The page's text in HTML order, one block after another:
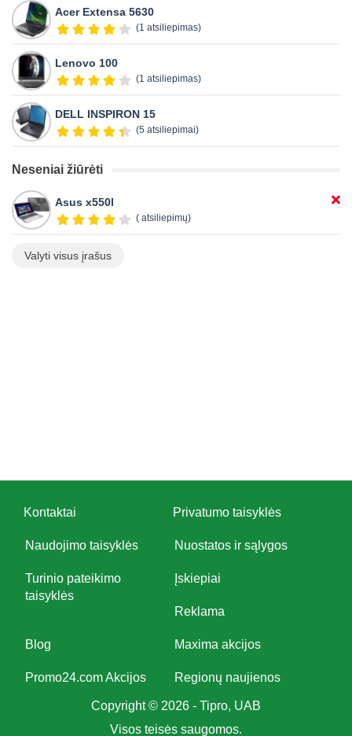
Acer Extensa 5630
(1 atsiliepimas)
Lenovo 100
(1 atsiliepimas)
DELL INSPIRON 15
(5 atsiliepimai)
Neseniai žiūrėti
Asus x550l
( atsiliepimų)
Valyti visus įrašus
Kontaktai Privatumo taisyklės
Naudojimo taisyklės Nuostatos ir sąlygos
Turinio pateikimo
taisyklės
Įskiepiai
Reklama
Blog Maxima akcijos
Promo24.com Akcijos Regionų naujienos
Copyright © 2026 - Tipro, UAB
Visos teisės saugomos.